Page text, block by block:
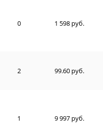
0 1 598 руб.
2 99.60 руб.
1 9 997 руб.